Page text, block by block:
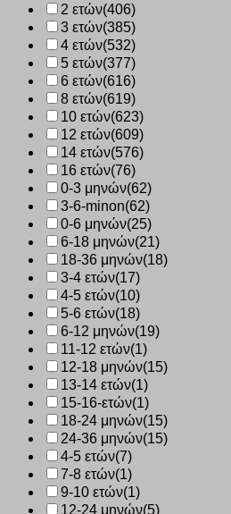
2 ετών(406)
3 ετών(385)
4 ετών(532)
5 ετών(377)
6 ετών(616)
8 ετών(619)
10 ετών(623)
12 ετών(609)
14 ετών(576)
16 ετών(76)
0-3 μηνών(62)
3-6-minon(62)
0-6 μηνών(25)
6-18 μηνών(21)
18-36 μηνών(18)
3-4 ετών(17)
4-5 ετών(10)
5-6 ετών(18)
6-12 μηνών(19)
11-12 ετών(1)
12-18 μηνών(15)
13-14 ετών(1)
15-16-ετών(1)
18-24 μηνών(15)
24-36 μηνών(15)
4-5 ετών(7)
7-8 ετών(1)
9-10 ετών(1)
12-24 μηνών(5)